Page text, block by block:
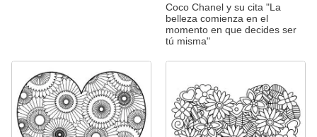
Coco Chanel y su cita "La
belleza comienza en el
momento en que decides ser
tú misma"